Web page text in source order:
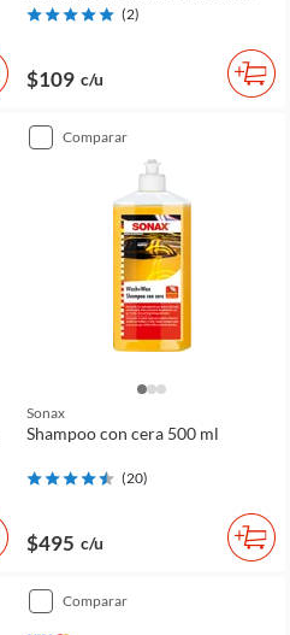
(2)
$109 c/u
comparar
Sonax
Shampoo con cera 500 ml
(20)
$495 c/u
comparar